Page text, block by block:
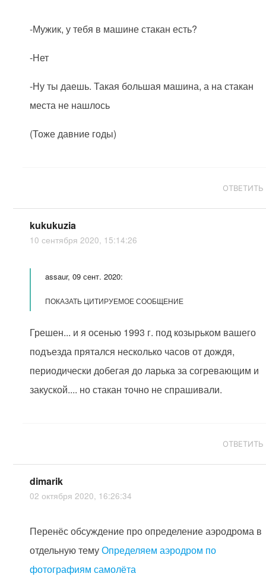
-Мужик, у тебя в машине стакан есть?
-Нет
-Ну ты даешь. Такая большая машина, а на стакан
места не нашлось
(Тоже давние годы)
ОТВЕТИТЬ
kukukuzia
10 сентября 2020, 15:14:26
assaur, 09 сент. 2020:
ПОКАЗАТЬ ЦИТИРУЕМОЕ СООБЩЕНИЕ
Грешен... и я осенью 1993 г. под козырьком вашего
подъезда прятался несколько часов от дождя,
периодически добегая до ларька за согревающим и
закуской.... но стакан точно не спрашивали.
ОТВЕТИТЬ
dimarik
02 октября 2020, 16:26:34
Перенёс обсуждение про определение аэродрома в
отдельную темуОпределяем аэродром по
фотографиям самолёта